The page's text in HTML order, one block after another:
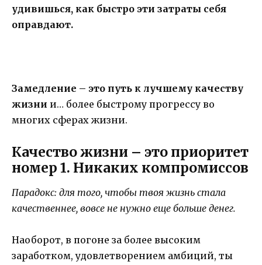
удивишься, как быстро эти затраты себя
оправдают.
Замедление – это путь к лучшему качеству
жизни и… более быстрому прогрессу во
многих сферах жизни.
Качество жизни – это приоритет
номер 1. Никаких компромиссов
Парадокс: для того, чтобы твоя жизнь стала
качественнее, вовсе не нужно еще больше денег.
Наоборот, в погоне за более высоким
заработком, удовлетворением амбиций, ты